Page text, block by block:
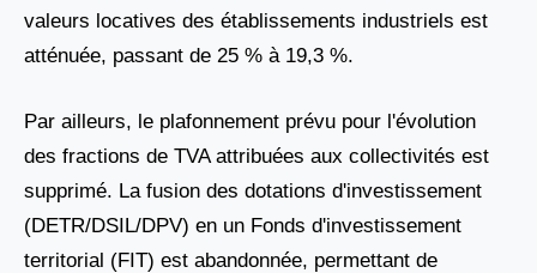
valeurs locatives des établissements industriels est
atténuée, passant de 25 % à 19,3 %.
Par ailleurs, le plafonnement prévu pour l'évolution
des fractions de TVA attribuées aux collectivités est
supprimé. La fusion des dotations d'investissement
(DETR/DSIL/DPV) en un Fonds d'investissement
territorial (FIT) est abandonnée, permettant de